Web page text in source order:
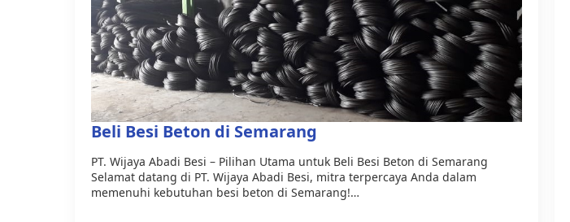
Beli Besi Beton di Semarang
PT. Wijaya Abadi Besi – Pilihan Utama untuk Beli Besi Beton di Semarang
Selamat datang di PT. Wijaya Abadi Besi, mitra terpercaya Anda dalam
memenuhi kebutuhan besi beton di Semarang!…